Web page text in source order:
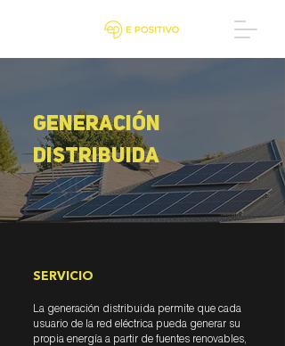
generación
distribuida
SERVICIO
La generación distribuida permite que cada
usuario de la red eléctrica pueda generar su
propia energía a partir de fuentes renovables,